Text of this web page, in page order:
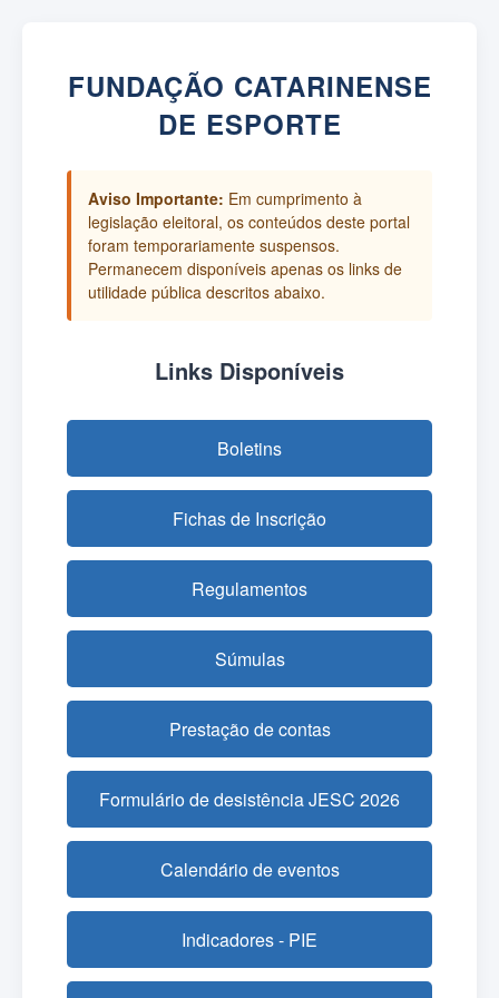
FUNDAÇÃO CATARINENSE
DE ESPORTE
Aviso Importante: Em cumprimento à
legislação eleitoral, os conteúdos deste portal
foram temporariamente suspensos.
Permanecem disponíveis apenas os links de
utilidade pública descritos abaixo.
Links Disponíveis
Boletins
Fichas de Inscrição
Regulamentos
Súmulas
Prestação de contas
Formulário de desistência JESC 2026
Calendário de eventos
Indicadores - PIE